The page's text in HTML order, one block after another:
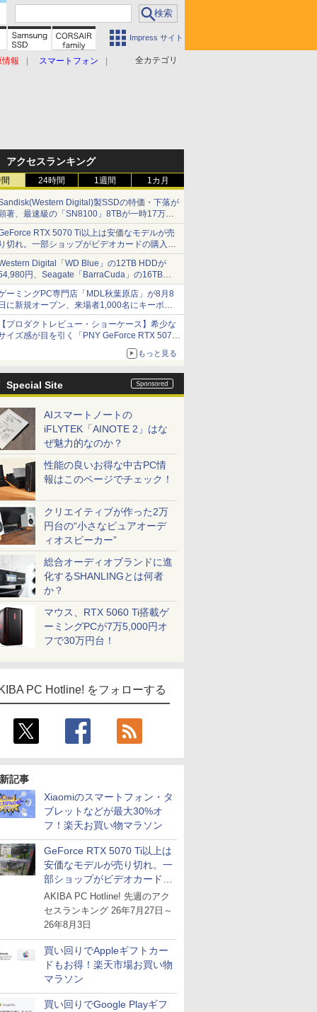
Impress サイト
全カテゴリ
情報 スマートフォン
アクセスランキング
24時間 1週間 1カ月
Digital)製SSDの特価・下落が
著、最速級の「SN8100」8TBが一時17万円
れ [8月前半のSSD価格]
RTX 5070 Ti以上は安価なモデルが売
切れ。一部ショップがビデオカードの購入制
を実施したニュースが注目を集める AKIBA
Hotline! 先週のアクセスランキング 26年7月
日～26年8月3日
Digital「WD Blue」の12TB HDDが
円、Seagate「BarraCuda」の16TB
が64,980円などが特売、NAS・ビジネス向
は上昇傾向 [8月前半のHDD価格]
ーミングPC専門店「MDL秋葉原店」が8月8
に新規オープン、来場者1,000名にキーボー
やマウスをプレゼント
プロダクトレビュー・ショーケース】希少な
イズ感が目を引く「PNY GeForce RTX 5070
16GB OC SLIM」。準ハイエンドでも2スロ
ト厚で長さ30cm切り！スリムボディでもパフ
もっと見る
Special Site
AIスマートノートの
iFLYTEK「AINOTE 2」はな
ぜ魅力的なのか？
性能の良いお得な中古PC情
報はこのページでチェック！
クリエイティブが作った2万
円台の“小さなピュアオーデ
ィオスピーカー”
総合オーディオブランドに進
化するSHANLINGとは何者
か？
マウス、RTX 5060 Ti搭載ゲ
ーミングPCが7万5,000円オ
フで30万円台！
PC Hotline! をフォローする
記事
Xiaomiのスマートフォン・タ
ブレットなどが最大30%オ
フ！楽天お買い物マラソン
GeForce RTX 5070 Ti以上は
安価なモデルが売り切れ。一
部ショップがビデオカードの
購入制限を実施したニュース
が注目を集める
AKIBA PC Hotline! 先週のアク
セスランキング 26年7月27日～
26年8月3日
買い回りでAppleギフトカー
ドもお得！楽天市場お買い物
マラソン
買い回りでGoogle Playギフ